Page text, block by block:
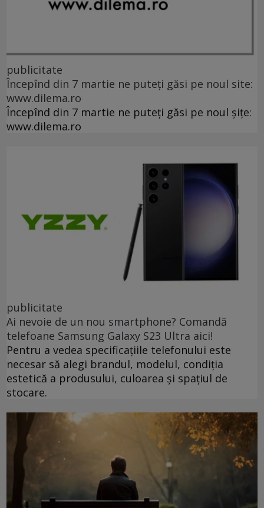
publicitate
Începînd din 7 martie ne puteți găsi pe noul site:
www.dilema.ro
Începînd din 7 martie ne puteți găsi pe noul șițe:
www.dilema.ro
publicitate
Ai nevoie de un nou smartphone? Comandă
telefoane Samsung Galaxy S23 Ultra aici!
Pentru a vedea specificațiile telefonului este
necesar să alegi brandul, modelul, condiția
estetică a produsului, culoarea și spațiul de
stocare.